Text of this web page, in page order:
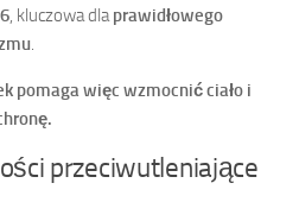
, kluczowa dlaprawidłowego
.
pomaga więc wzmocnić ciało i
przeciwutleniające